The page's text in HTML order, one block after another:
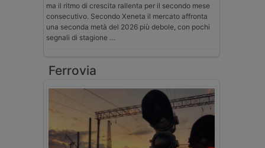
ma il ritmo di crescita rallenta per il secondo mese
consecutivo. Secondo Xeneta il mercato affronta
una seconda metà del 2026 più debole, con pochi
segnali di stagione …
Ferrovia